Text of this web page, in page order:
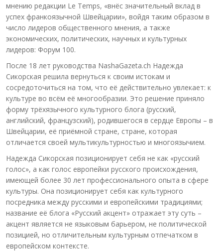
мнению редакции Le Temps, «внёс значительный вклад в
успех франкоязычной Швейцарии», войдя таким образом в
число лидеров общественного мнения, а также
экономических, политических, научных и культурных
лидеров: Форум 100.
После 18 лет руководства NashaGazeta.ch Надежда
Сикорская решила вернуться к своим истокам и
сосредоточиться на том, что её действительно увлекает: к
культуре во всём её многообразии. Это решение приняло
форму трёхязычного культурного блога (русский,
английский, французский), родившегося в сердце Европы – в
Швейцарии, её приёмной стране, стране, которая
отличается своей мультикультурностью и многоязычием.
Надежда Сикорская позиционирует себя не как «русский
голос», а как голос европейки русского происхождения,
имеющей более 30 лет профессионального опыта в сфере
культуры. Она позиционирует себя как культурного
посредника между русскими и европейскими традициями;
название её блога «Русский акцент» отражает эту суть –
акцент является не языковым барьером, не политической
позицией, но отличительным культурным отпечатком в
европейском контексте.